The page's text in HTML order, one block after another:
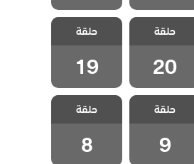
مسلسل ثلاث
اخوات الحلقة
20
حلقة
20
مسلسل ثلاث
اخوات الحلقة
19
حلقة
19
مسلسل ثلاث
اخوات الحلقة 9
حلقة
9
مسلسل ثلاث
اخوات الحلقة 8
حلقة
8